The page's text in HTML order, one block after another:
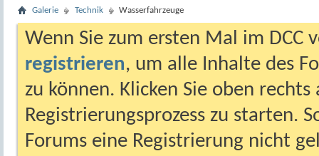
Galerie Technik Wasserfahrzeuge
Wenn Sie zum ersten Mal im DCC
registrieren, um alle Inhalte des
zu können. Klicken Sie oben
Registrierungsprozess zu starten.
Forums eine Registrierung nicht